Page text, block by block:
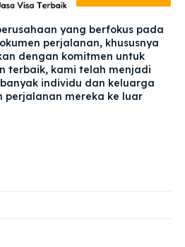
yang berfokus pada
perjalanan, khususnya
dengan komitmen untuk
terbaik, kami telah menjadi
individu dan keluarga
perjalanan mereka ke luar